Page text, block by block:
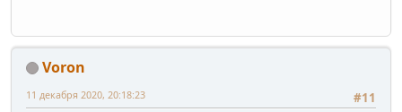
Voron
#11
11 декабря 2020, 20:18:23